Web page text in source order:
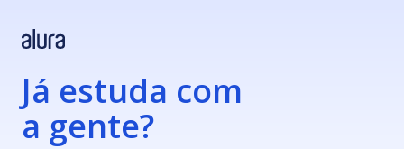
Já estuda com
a gente?